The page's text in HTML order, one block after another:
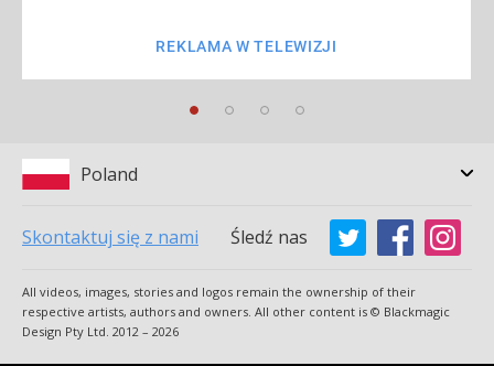
REKLAMA W TELEWIZJI
Poland
Argentina Australia
Austria Brazil
Canada China
Skontaktuj się z nami Śledź nas
All videos, images, stories and logos remain the ownership of their
respective artists, authors and owners. All other content is © Blackmagic
Design Pty Ltd. 2012 – 2026